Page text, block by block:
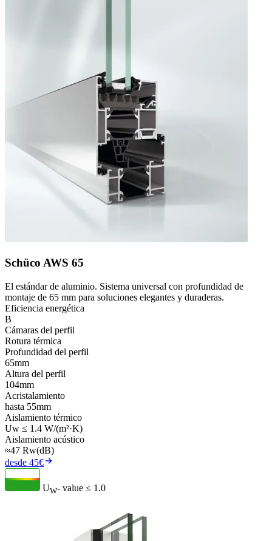
Schüco AWS 65
El estándar de aluminio. Sistema universal con profundidad de
montaje de 65 mm para soluciones elegantes y duraderas.
Eficiencia energética
B
Cámaras del perfil
Rotura térmica
Profundidad del perfil
65mm
Altura del perfil
104mm
Acristalamiento
hasta 55mm
Aislamiento térmico
Uw ≤ 1.4 W/(m²·K)
Aislamiento acústico
≈47 Rw(dB)
desde 45€
UW- value ≤ 1.0